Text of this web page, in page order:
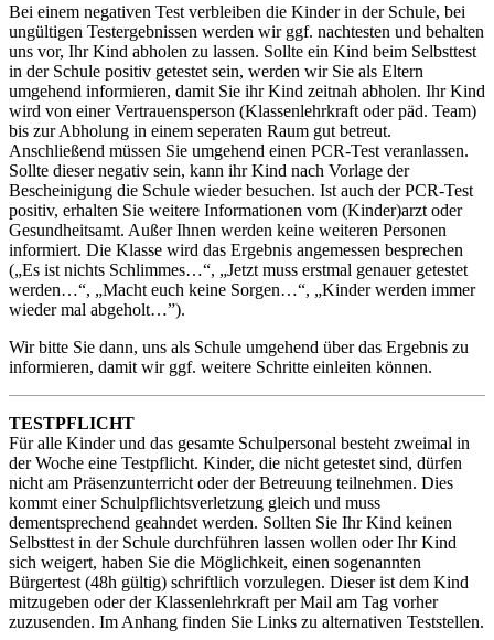
Bei einem negativen Test verbleiben die Kinder in der Schule, bei
ungültigen Testergebnissen werden wir ggf. nachtesten und behalten
uns vor, Ihr Kind abholen zu lassen. Sollte ein Kind beim Selbsttest
in der Schule positiv getestet sein, werden wir Sie als Eltern
umgehend informieren, damit Sie ihr Kind zeitnah abholen. Ihr Kind
wird von einer Vertrauensperson (Klassenlehrkraft oder päd. Team)
bis zur Abholung in einem seperaten Raum gut betreut.
Anschließend müssen Sie umgehend einen PCR-Test veranlassen.
Sollte dieser negativ sein, kann ihr Kind nach Vorlage der
Bescheinigung die Schule wieder besuchen. Ist auch der PCR-Test
positiv, erhalten Sie weitere Informationen vom (Kinder)arzt oder
Gesundheitsamt. Außer Ihnen werden keine weiteren Personen
informiert. Die Klasse wird das Ergebnis angemessen besprechen
(„Es ist nichts Schlimmes…“, „Jetzt muss erstmal genauer getestet
werden…“, „Macht euch keine Sorgen…“, „Kinder werden immer
wieder mal abgeholt…”).
Wir bitte Sie dann, uns als Schule umgehend über das Ergebnis zu
informieren, damit wir ggf. weitere Schritte einleiten können.
TESTPFLICHT
Für alle Kinder und das gesamte Schulpersonal besteht zweimal in
der Woche eine Testpflicht. Kinder, die nicht getestet sind, dürfen
nicht am Präsenzunterricht oder der Betreuung teilnehmen. Dies
kommt einer Schulpflichtsverletzung gleich und muss
dementsprechend geahndet werden. Sollten Sie Ihr Kind keinen
Selbsttest in der Schule durchführen lassen wollen oder Ihr Kind
sich weigert, haben Sie die Möglichkeit, einen sogenannten
Bürgertest (48h gültig) schriftlich vorzulegen. Dieser ist dem Kind
mitzugeben oder der Klassenlehrkraft per Mail am Tag vorher
zuzusenden. Im Anhang finden Sie Links zu alternativen Teststellen.